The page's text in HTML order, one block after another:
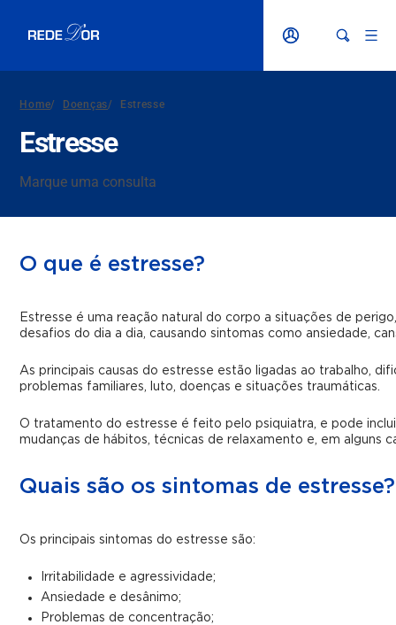
Home/ Doenças/ Estresse
Estresse
Marque uma consulta
O que é estresse?
Estresse é uma reação natural do corpo a situações de
desafios do dia a dia, causando sintomas como ansiedade,
As principais causas do estresse estão ligadas ao trabalho,
problemas familiares, luto, doenças e situações traumáticas.
O tratamento do estresse é feito pelo psiquiatra, e pode
mudanças de hábitos, técnicas de relaxamento e, em alguns
Quais são os sintomas de estresse?
Os principais sintomas do estresse são:
Irritabilidade e agressividade;
Ansiedade e desânimo;
Problemas de concentração;